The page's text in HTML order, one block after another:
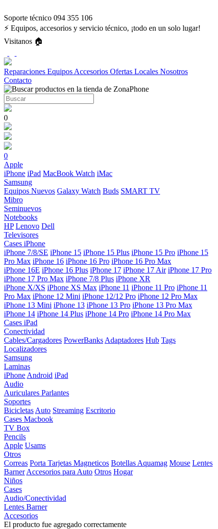
Soporte técnico 094 355 106
⚡ Equipos, accesorios y servicio técnico, ¡todo en un solo lugar!
Visitanos 🏠
Reparaciones Equipos Accesorios Ofertas Locales Nosotros
Contacto
0
0
Apple
iPhone iPad MacBook Watch iMac
Samsung
Equipos Nuevos Galaxy Watch Buds SMART TV
Mibro
Seminuevos
Notebooks
HP Lenovo Dell
Televisores
Cases iPhone
iPhone 7/8/SE iPhone 15 iPhone 15 Plus iPhone 15 Pro iPhone 15
Pro Max iPhone 16 iPhone 16 Pro iPhone 16 Pro Max
iPhone 16E iPhone 16 Plus iPhone 17 iPhone 17 Air iPhone 17 Pro
iPhone 17 Pro Max iPhone 7/8 Plus iPhone XR
iPhone X/XS iPhone XS Max iPhone 11 iPhone 11 Pro iPhone 11
Pro Max iPhone 12 Mini iPhone 12/12 Pro iPhone 12 Pro Max
iPhone 13 Mini iPhone 13 iPhone 13 Pro iPhone 13 Pro Max
iPhone 14 iPhone 14 Plus iPhone 14 Pro iPhone 14 Pro Max
Cases iPad
Conectividad
Cables/Cargadores PowerBanks Adaptadores Hub Tags
Localizadores
Samsung
Laminas
iPhone Android iPad
Audio
Auriculares Parlantes
Soportes
Bicicletas Auto Streaming Escritorio
Cases Macbook
TV Box
Pencils
Apple Usams
Otros
Correas Porta Tarjetas Magneticos Botellas Aquamag Mouse Lentes
Barner Accesorios para Auto Otros Hogar
Niños
Cases
Audio/Conectividad
Lentes Barner
Accesorios
El producto fue agregado correctamente